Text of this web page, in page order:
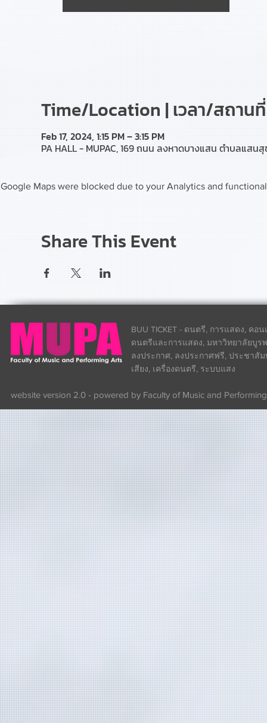
Time/Location | เวลา/สถานที่
Feb 17, 2024, 1:15 PM – 3:15 PM
PA HALL - MUPAC, 169 ถนน ลงหาดบางแสน ตำบลแสน
Google Maps were blocked due to your Analytics and
Share This Event
BUU TICKET - ดนตรี, การแสดง, คอ
ดนตรีและการแสดง, มหาวิทยาลัยบูร
ลงประกาศ, ลงประกาศฟรี, ประชาสั
เสียง, เครื่องดนตรี, ระบบแสง
website version 2.0 - powered by Faculty of Music and